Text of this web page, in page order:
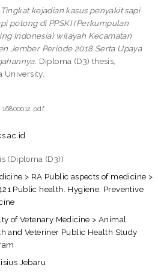
Tingkat kejadian kasus penyakit sapi
potong di PPSKI (Perkumpulan
Indonesia) wilayah Kecamatan
Jember Periode 2018 Serta Upaya
Diploma (D3) thesis,
University.
16800012.pdf
(Diploma (D3))
> RA Public aspects of medicine >
Public health. Hygiene. Preventive
of Vetenary Medicine > Animal
and Veteriner Public Health Study
Jebaru